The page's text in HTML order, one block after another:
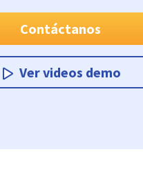
Contáctanos
Ver videos demo